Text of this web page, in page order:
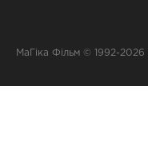
МаГіка Фільм © 1992-2026